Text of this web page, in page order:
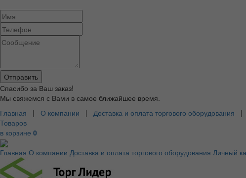
Спасибо за Ваш заказ!
Мы свяжемся с Вами в самое ближайшее время.
Главная | О компании | Доставка и оплата торгового оборудования |
Товаров
в корзине 0
Главная О компании Доставка и оплата торгового оборудования Личный